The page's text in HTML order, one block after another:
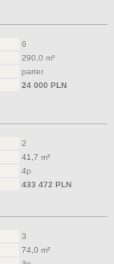
6
290,0 m²
parter
24 000 PLN
2
41,7 m²
4p
433 472 PLN
3
74,0 m²